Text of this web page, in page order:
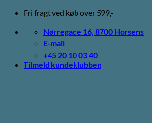
Fortsæt
indhold
Fri fragt ved køb over 599,-
Nørregade 16, 8700 Horsens
E-mail
+45 20 10 03 40
Tilmeld kundeklubben